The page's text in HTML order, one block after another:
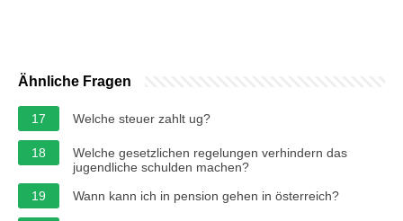
Ähnliche Fragen
17 Welche steuer zahlt ug?
18
Welche gesetzlichen regelungen verhindern das
jugendliche schulden machen?
19
Wann kann ich in pension gehen in österreich?